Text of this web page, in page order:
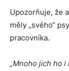
Upozorňuje, že
měly „svého“
pracovníka.
„Mnoho jich ho